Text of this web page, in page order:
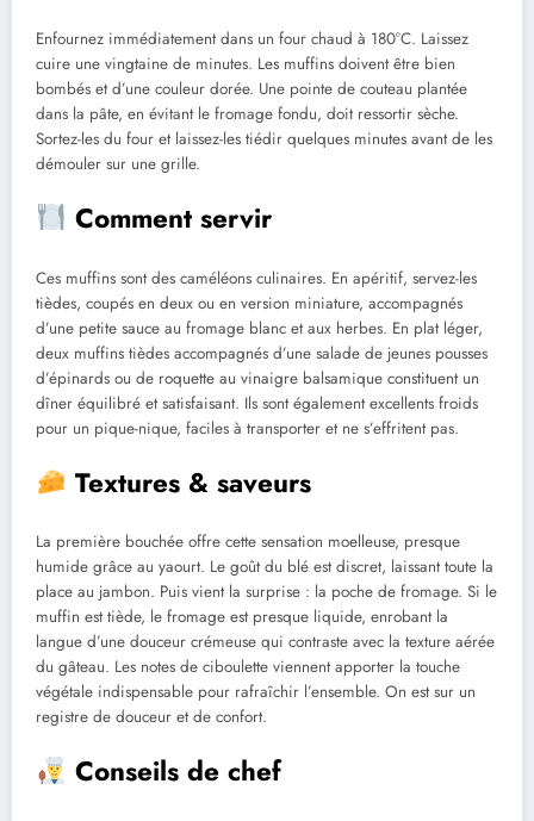
Enfournez immédiatement dans un four chaud à 180°C. Laissez
cuire une vingtaine de minutes. Les muffins doivent être bien
bombés et d’une couleur dorée. Une pointe de couteau plantée
dans la pâte, en évitant le fromage fondu, doit ressortir sèche.
Sortez-les du four et laissez-les tiédir quelques minutes avant de les
démouler sur une grille.
Comment servir
Ces muffins sont des caméléons culinaires. En apéritif, servez-les
tièdes, coupés en deux ou en version miniature, accompagnés
d’une petite sauce au fromage blanc et aux herbes. En plat léger,
deux muffins tièdes accompagnés d’une salade de jeunes pousses
d’épinards ou de roquette au vinaigre balsamique constituent un
dîner équilibré et satisfaisant. Ils sont également excellents froids
pour un pique-nique, faciles à transporter et ne s’effritent pas.
Textures & saveurs
La première bouchée offre cette sensation moelleuse, presque
humide grâce au yaourt. Le goût du blé est discret, laissant toute la
place au jambon. Puis vient la surprise : la poche de fromage. Si le
muffin est tiède, le fromage est presque liquide, enrobant la
langue d’une douceur crémeuse qui contraste avec la texture aérée
du gâteau. Les notes de ciboulette viennent apporter la touche
végétale indispensable pour rafraîchir l’ensemble. On est sur un
registre de douceur et de confort.
Conseils de chef